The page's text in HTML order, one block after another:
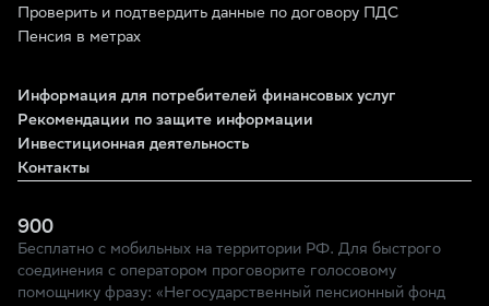
Проверить и подтвердить данные по договору ПДС
Пенсия в метрах
Информация для потребителей финансовых услуг
Рекомендации по защите информации
Инвестиционная деятельность
Контакты
900
Бесплатно с мобильных на территории РФ. Для быстрого
соединения с оператором проговорите голосовому
помощнику фразу: «Негосударственный пенсионный фонд